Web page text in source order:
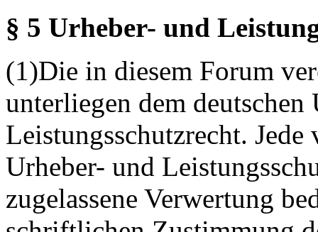
§ 5 Urheber- und
(1)Die in diesem Forum
unterliegen dem deutschen
Leistungsschutzrecht. Jede
Urheber- und
zugelassene Verwertung